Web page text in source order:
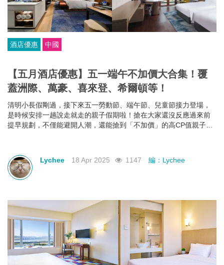
酒店優惠 中國
【五月酒店優惠】五一端午不加價大合集！覆
蓋洲際、萬豪、喜來登、希爾頓等！
清明小長假剛過，接下來五一勞動節、端午節、兒童節接力登場，
是時候安排一趟說走就走的親子假期啦！搶在大家還沒反應過來前
提早規劃，不僅能避開人潮，還能搶到「不加價」的高CP值親子酒
案尚未全面上架，但只要掌握好訂房時機，仍有機會撿到超值好
康！
Lychee 18 Apr 2025 1147 編：Lychee